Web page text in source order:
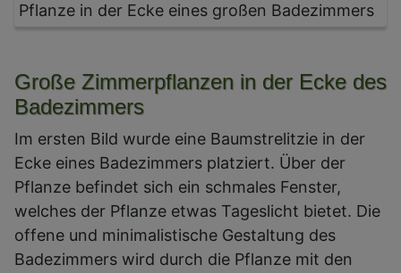
Pflanze in der Ecke eines großen Badezimmers
Große Zimmerpflanzen in der Ecke des
Badezimmers
Im ersten Bild wurde eine Baumstrelitzie in der
Ecke eines Badezimmers platziert. Über der
Pflanze befindet sich ein schmales Fenster,
welches der Pflanze etwas Tageslicht bietet. Die
offene und minimalistische Gestaltung des
Badezimmers wird durch die Pflanze mit den